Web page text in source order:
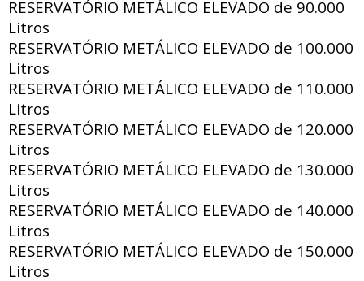
RESERVATÓRIO METÁLICO ELEVADO de 90.000
Litros
RESERVATÓRIO METÁLICO ELEVADO de 100.000
Litros
RESERVATÓRIO METÁLICO ELEVADO de 110.000
Litros
RESERVATÓRIO METÁLICO ELEVADO de 120.000
Litros
RESERVATÓRIO METÁLICO ELEVADO de 130.000
Litros
RESERVATÓRIO METÁLICO ELEVADO de 140.000
Litros
RESERVATÓRIO METÁLICO ELEVADO de 150.000
Litros